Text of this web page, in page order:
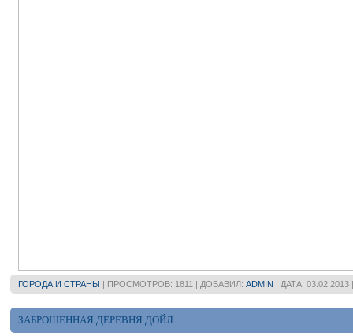
ГОРОДА И СТРАНЫ | ПРОСМОТРОВ: 1811 | ДОБАВИЛ: ADMIN | ДАТА: 03.02.2013
ЗАБРОШЕННАЯ ДЕРЕВНЯ ДОЙЛ